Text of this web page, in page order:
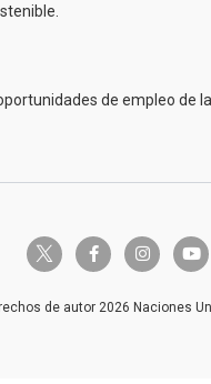
de empleo de la
twitter-x facebook-finstagram
de autor 2026 Naciones